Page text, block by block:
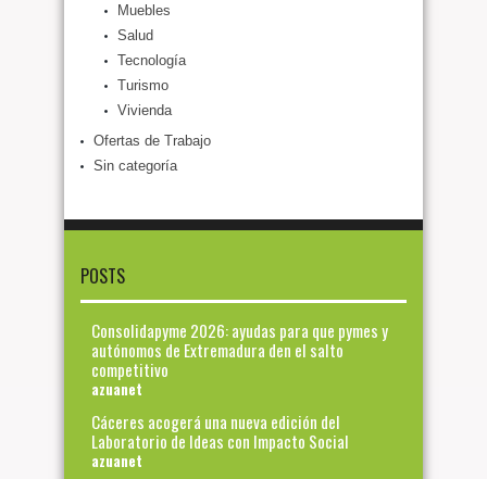
Muebles
Salud
Tecnología
Turismo
Vivienda
Ofertas de Trabajo
Sin categoría
POSTS
Consolidapyme 2026: ayudas para que pymes y
autónomos de Extremadura den el salto
competitivo
azuanet
Cáceres acogerá una nueva edición del
Laboratorio de Ideas con Impacto Social
azuanet